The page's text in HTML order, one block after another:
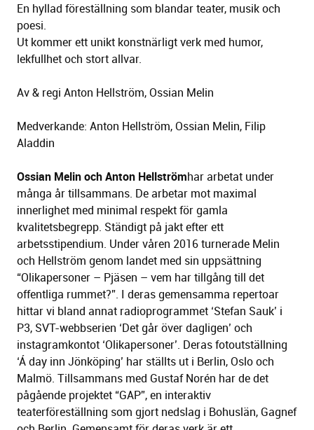
En hyllad föreställning som blandar teater, musik och
poesi.
Ut kommer ett unikt konstnärligt verk med humor,
lekfullhet och stort allvar.
Av & regi Anton Hellström, Ossian Melin
Medverkande: Anton Hellström, Ossian Melin, Filip
Aladdin
Ossian Melin och Anton Hellströmhar arbetat under
många år tillsammans. De arbetar mot maximal
innerlighet med minimal respekt för gamla
kvalitetsbegrepp. Ständigt på jakt efter ett
arbetsstipendium. Under våren 2016 turnerade Melin
och Hellström genom landet med sin uppsättning
“Olikapersoner – Pjäsen – vem har tillgång till det
offentliga rummet?”. I deras gemensamma repertoar
hittar vi bland annat radioprogrammet ‘Stefan Sauk’ i
P3, SVT-webbserien ‘Det går över dagligen’ och
instagramkontot ‘Olikapersoner’. Deras fotoutställning
‘Á day inn Jönköping’ har ställts ut i Berlin, Oslo och
Malmö. Tillsammans med Gustaf Norén har de det
pågående projektet “GAP”, en interaktiv
teaterföreställning som gjort nedslag i Bohuslän, Gagnef